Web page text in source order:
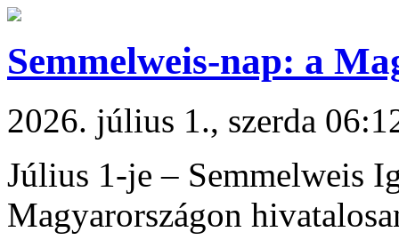
Semmelweis-nap: a
2026. július 1., szerda
Július 1-je – Semmelweis
Magyarországon